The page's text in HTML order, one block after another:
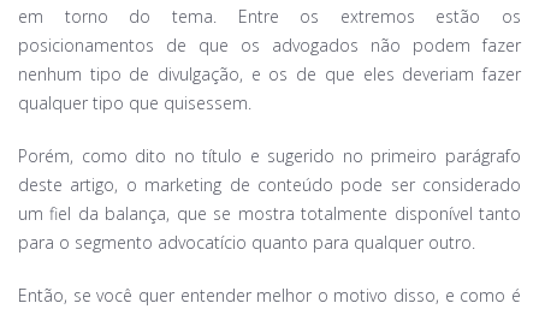
em torno do tema. Entre os extremos estão os
posicionamentos de que os advogados não podem fazer
nenhum tipo de divulgação, e os de que eles deveriam fazer
qualquer tipo que quisessem.
Porém, como dito no título e sugerido no primeiro parágrafo
deste artigo, o marketing de conteúdo pode ser considerado
um fiel da balança, que se mostra totalmente disponível tanto
para o segmento advocatício quanto para qualquer outro.
Então, se você quer entender melhor o motivo disso, e como é